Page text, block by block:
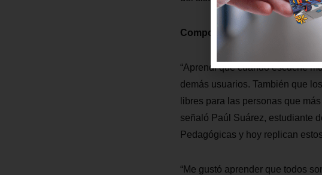
Comportamientos ideales en
“Aprendí que cuando escuche
demás usuarios. También que
libres para las personas que
señaló Paúl Suárez, estudiante
Pedagógicas y hoy replican
“Me gustó aprender que todos